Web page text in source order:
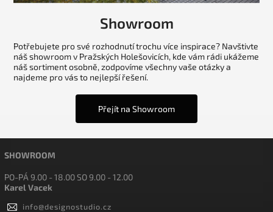
Showroom
Potřebujete pro své rozhodnutí trochu více inspirace? Navštivte
náš showroom v Pražských Holešovicích, kde vám rádi ukážeme
náš sortiment osobně, zodpovíme všechny vaše otázky a
najdeme pro vás to nejlepší řešení.
Přejít na Showroom
SHOWROOM
PO-PÁ 9.00 - 18.00 SO 9.00 - 12.00
Karel Vacek
info@designostudio.cz